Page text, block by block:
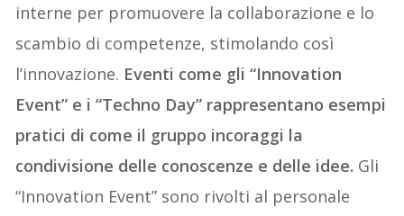
interne per promuovere la collaborazione e lo
scambio di competenze, stimolando così
l’innovazione. Eventi come gli “Innovation
Event” e i “Techno Day” rappresentano esempi
pratici di come il gruppo incoraggi la
condivisione delle conoscenze e delle idee. Gli
“Innovation Event” sono rivolti al personale